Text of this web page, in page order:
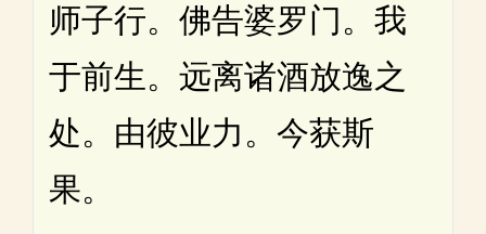
师子行。佛告婆罗门。我
于前生。远离诸酒放逸之
处。由彼业力。今获斯
果。